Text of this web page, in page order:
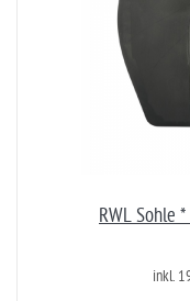
RWL Sohle *
inkl.